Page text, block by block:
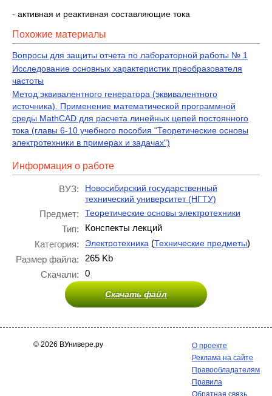
- активная и реактивная составляющие тока
Похожие материалы
Вопросы для защиты отчета по лабораторной работы № 1
Исследование основных характеристик преобразователя
частоты
Метод эквивалентного генератора (эквивалентного
источника). Применение математической программной
среды MathCAD для расчета линейных цепей постоянного
тока (главы 6-10 учебного пособия "Теоретические основы
электротехники в примерах и задачах")
Информация о работе
ВУЗ:
Новосибирский государственный
технический университет (НГТУ)
Предмет: Теоретические основы электротехники
Тип:
Конспекты лекций
Категория:
Электротехника (Технические предметы)
Размер файла:
265 Kb
Скачали:
0
Скачать файл
© 2026 ВУнивере.ру
О проекте
Реклама на сайте
Правообладателям
Правила